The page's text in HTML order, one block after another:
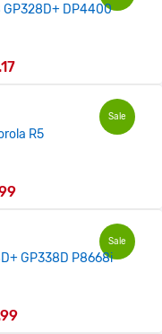
GP328D+ DP4400
Sale
R5
Sale
GP338D P8668i